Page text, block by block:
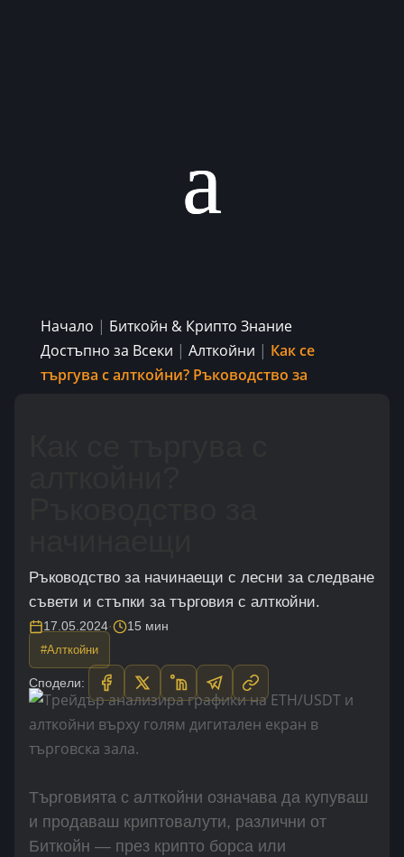
Начало | Биткойн & Крипто Знание
Достъпно за Всеки | Алткойни | Как се
търгува с алткойни? Ръководство за
Ръководство за начинаещи с лесни за следване
съвети и стъпки зa търговия с алткойни.
17.05.2024· 15 мин
#Алткойни
Сподели:
Търговията с алткойни означава да купуваш
и продаваш криптовалути, различни от
Биткойн — през крипто борса или